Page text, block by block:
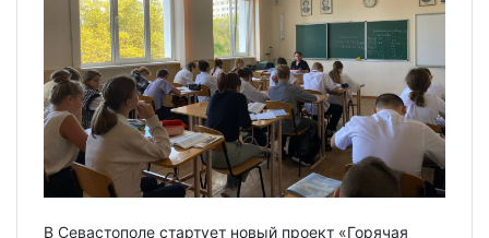
В Севастополе стартует новый проект «Горячая